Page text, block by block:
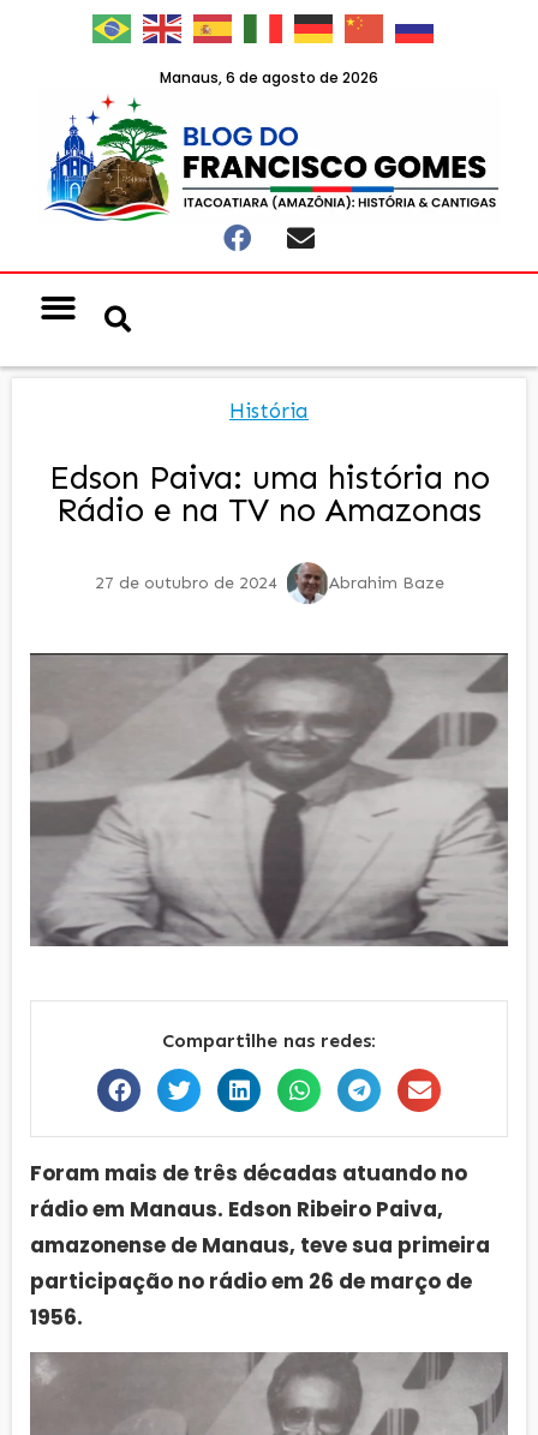
Manaus, 6 de agosto de 2026
História
Edson Paiva: uma história no
Rádio e na TV no Amazonas
27 de outubro de 2024 Abrahim Baze
Compartilhe nas redes:
Foram mais de três décadas atuando no
rádio em Manaus. Edson Ribeiro Paiva,
amazonense de Manaus, teve sua primeira
participação no rádio em 26 de março de
1956.